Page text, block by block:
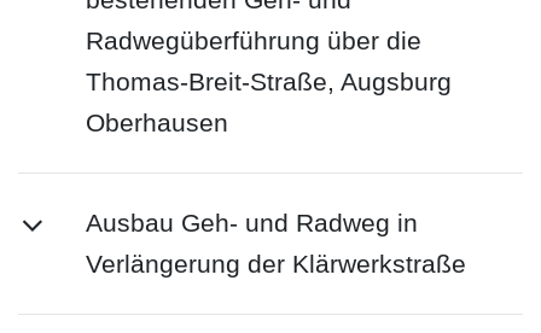
Radwegüberführung über die
Thomas-Breit-Straße, Augsburg
Oberhausen
Ausbau Geh- und Radweg in
Verlängerung der Klärwerkstraße